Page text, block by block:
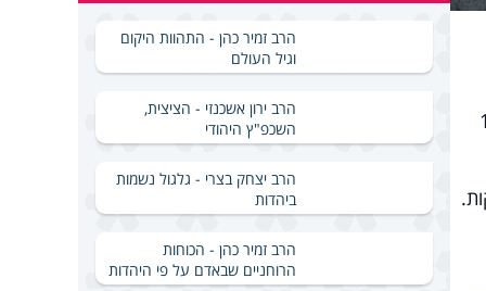
רשימה של 10
הרב זמיר כהן - התהוות היקום
וגיל העולם
הרב ירון אשכנזי - הציצית,
השכפ"ץ היהודי
הרב יצחק בצרי - גלגול נשמות
ביהדות
הרב זמיר כהן - הכוחות
הרוחניים שבאדם על פי היהדות